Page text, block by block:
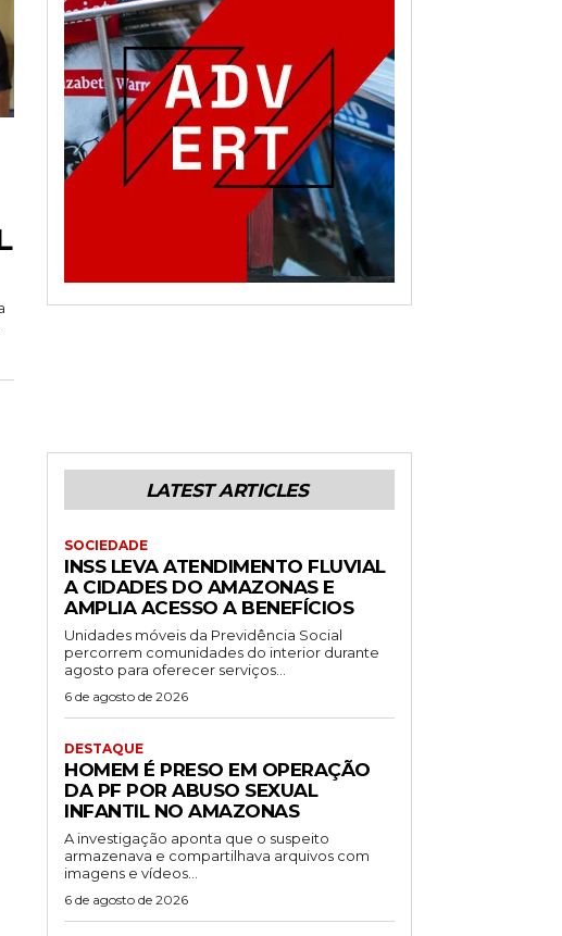
LATEST ARTICLES
SOCIEDADE
INSS LEVA ATENDIMENTO FLUVIAL
A CIDADES DO AMAZONAS E
AMPLIA ACESSO A BENEFÍCIOS
Unidades móveis da Previdência Social
percorrem comunidades do interior durante
agosto para oferecer serviços...
6 de agosto de 2026
DESTAQUE
HOMEM É PRESO EM OPERAÇÃO
DA PF POR ABUSO SEXUAL
INFANTIL NO AMAZONAS
A investigação aponta que o suspeito
armazenava e compartilhava arquivos com
imagens e vídeos...
6 de agosto de 2026